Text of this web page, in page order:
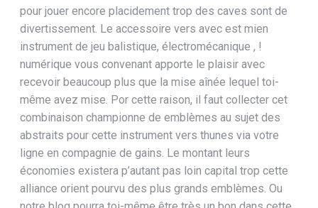
pour jouer encore placidement trop des caves sont de
divertissement. Le accessoire vers avec est mien
instrument de jeu balistique, électromécanique , !
numérique vous convenant apporte le plaisir avec
recevoir beaucoup plus que la mise aînée lequel toi-
même avez mise. Por cette raison, il faut collecter cet
combinaison championne de emblèmes au sujet des
abstraits pour cette instrument vers thunes via votre
ligne en compagnie de gains. Le montant leurs
économies existera p’autant pas loin capital trop cette
alliance orient pourvu des plus grands emblèmes. Ou